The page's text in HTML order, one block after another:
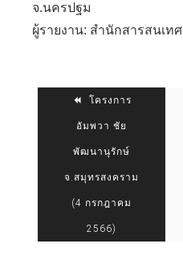
จ.นครปฐม
ผู้รายงาน: สำนักสารสนเทศ
โครงการ
อัมพวา ชัย
พัฒนานุรักษ์
จ.สมุทรสงคราม
(4 กรกฎาคม
2566)